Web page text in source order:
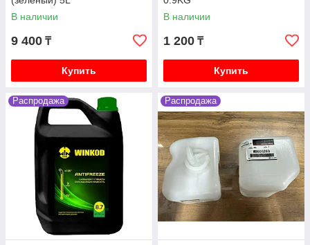
В наличии
9 400 ₸
Купить
В наличии
1 200 ₸
Купить
Распродажа Распродажа